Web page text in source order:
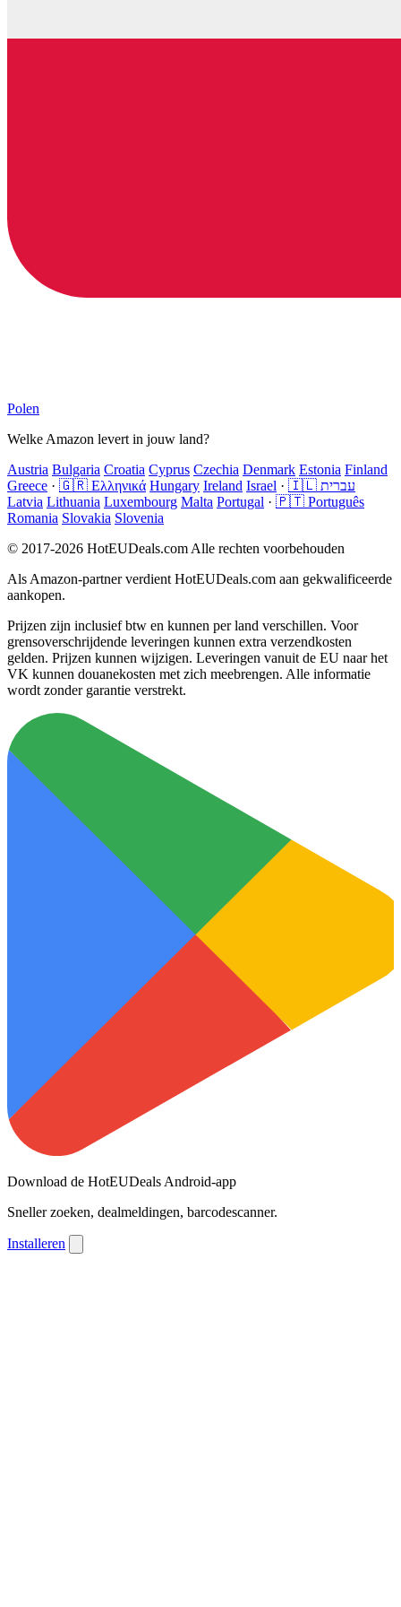
Polen
Welke Amazon levert in jouw land?
Austria Bulgaria Croatia Cyprus Czechia Denmark Estonia Finland
Greece · 🇬🇷 Ελληνικά Hungary Ireland Israel ·
🇮🇱 עברית
Latvia Lithuania Luxembourg Malta Portugal · 🇵🇹 Português
Romania Slovakia Slovenia
© 2017-2026 HotEUDeals.com Alle rechten voorbehouden
Als Amazon-partner verdient HotEUDeals.com aan gekwalificeerde
aankopen.
Prijzen zijn inclusief btw en kunnen per land verschillen. Voor
grensoverschrijdende leveringen kunnen extra verzendkosten
gelden. Prijzen kunnen wijzigen. Leveringen vanuit de EU naar het
VK kunnen douanekosten met zich meebrengen. Alle informatie
wordt zonder garantie verstrekt.
Download de HotEUDeals Android-app
Sneller zoeken, dealmeldingen, barcodescanner.
Installeren